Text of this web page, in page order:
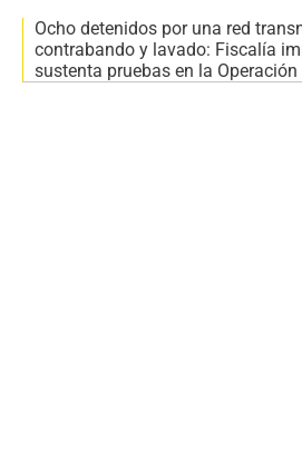
Ocho detenidos por una red
contrabando y lavado: Fiscalía
sustenta pruebas en la